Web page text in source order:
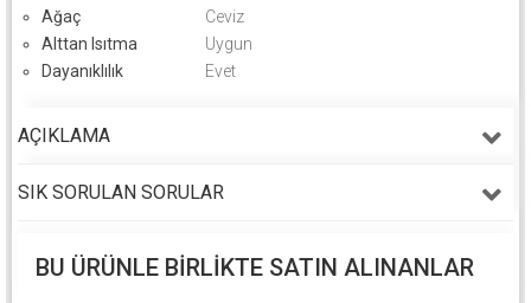
Ağaç
Ceviz
Alttan Isıtma
Uygun
Dayanıklılık
Evet
AÇIKLAMA
SIK SORULAN SORULAR
BU ÜRÜNLE BIRLIKTE SATIN ALINANLAR